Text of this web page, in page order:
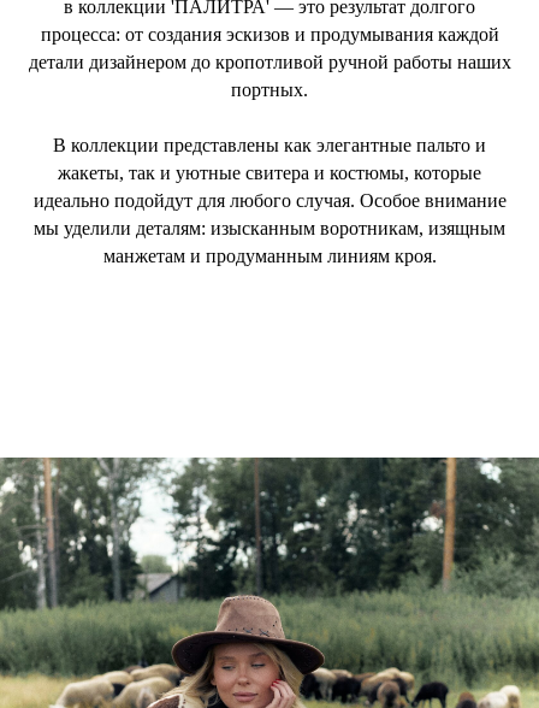
в коллекции 'ПАЛИТРА' — это результат долгого
процесса: от создания эскизов и продумывания каждой
детали дизайнером до кропотливой ручной работы наших
портных.
В коллекции представлены как элегантные пальто и
жакеты, так и уютные свитера и костюмы, которые
идеально подойдут для любого случая. Особое внимание
мы уделили деталям: изысканным воротникам, изящным
манжетам и продуманным линиям кроя.